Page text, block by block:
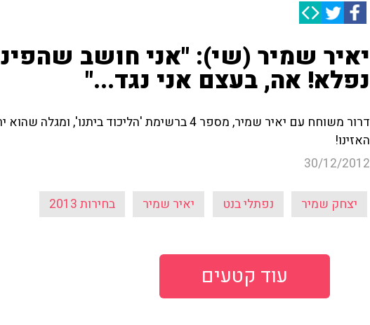
יאיר שמיר (שי): "אני חושב
נפלא! אה, בעצם אני נגד..."
דרור משוחח עם יאיר שמיר, מספר 4 ברשימת 'הליכוד
האזינו!
30/12/2012
יצחק שמיר נפתלי בנט יאיר שמיר בחירות 2013
עוד קטעים